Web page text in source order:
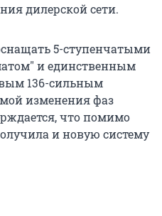
дилерской сети.
5-ступенчатыми
и единственным
136-сильным
изменения фаз
что помимо
и новую систему